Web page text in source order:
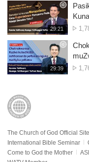
시
간
재
생
시
간
29:21
No.
재
생
29:39
No.
The Church of God Official Site
International Bible Seminar
Come to God the Mother